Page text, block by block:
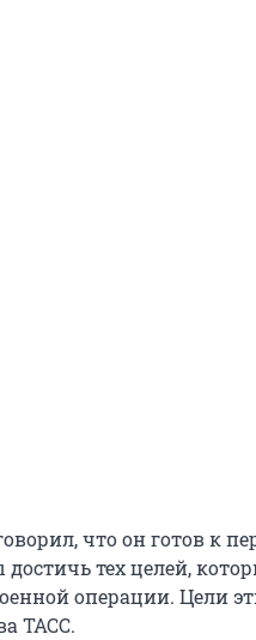
что он готов к
достичь тех целей,
операции. Цели
ТАСС.